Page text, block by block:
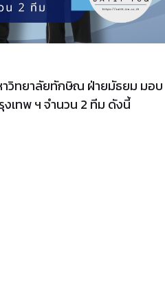
าวิทยาลัยทักษิณ ฝ่ายมัธยม มอบ
งเทพ ฯ จำนวน 2 ทีม ดังนี้